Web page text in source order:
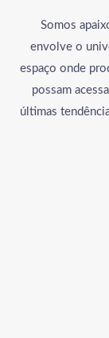
Somos
envolve o
espaço onde
possam
últimas